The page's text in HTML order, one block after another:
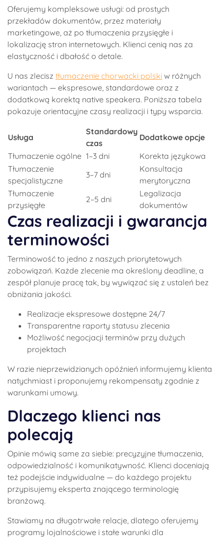
Oferujemy kompleksowe usługi: od prostych
przekładów dokumentów, przez materiały
marketingowe, aż po tłumaczenia przysięgłe i
lokalizację stron internetowych. Klienci cenią nas za
elastyczność i dbałość o detale.
U nas zlecisz tłumaczenie chorwacki polski w różnych
wariantach — ekspresowe, standardowe oraz z
dodatkową korektą native speakera. Poniższa tabela
pokazuje orientacyjne czasy realizacji i typy wsparcia.
Usługa
Standardowy
czas
Dodatkowe opcje
Tłumaczenie ogólne 1–3 dni
Korekta językowa
Tłumaczenie
specjalistyczne
3–7 dni
Konsultacja
merytoryczna
Tłumaczenie
przysięgłe
2–5 dni
Legalizacja
dokumentów
Czas realizacji i gwarancja
terminowości
Terminowość to jedno z naszych priorytetowych
zobowiązań. Każde zlecenie ma określony deadline, a
zespół planuje pracę tak, by wywiązać się z ustaleń bez
obniżania jakości.
Realizacje ekspresowe dostępne 24/7
Transparentne raporty statusu zlecenia
Możliwość negocjacji terminów przy dużych
projektach
W razie nieprzewidzianych opóźnień informujemy klienta
natychmiast i proponujemy rekompensaty zgodnie z
warunkami umowy.
Dlaczego klienci nas
polecają
Opinie mówią same za siebie: precyzyjne tłumaczenia,
odpowiedzialność i komunikatywność. Klienci doceniają
też podejście indywidualne — do każdego projektu
przypisujemy eksperta znającego terminologię
branżową.
Stawiamy na długotrwałe relacje, dlatego oferujemy
programy lojalnościowe i stałe warunki dla